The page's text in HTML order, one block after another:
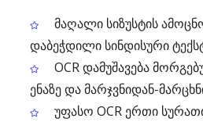
მაღალი სიზუსტის
დაბეჭდილი სინდისური
OCR დამუშავება
ენაზე და მარჯვნიდან-
უფასო OCR ერთი